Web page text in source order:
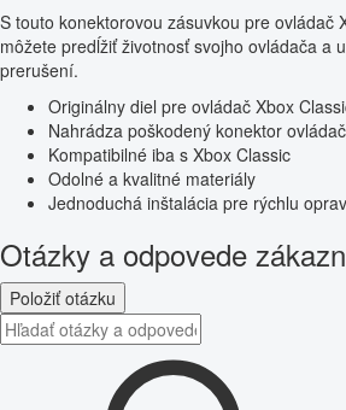
S touto konektorovou zásuvkou pre ovládač
môžete predĺžiť životnosť svojho ovládača a
prerušení.
Originálny diel pre ovládač Xbox
Nahrádza poškodený konektor
Kompatibilné iba s Xbox Classic
Odolné a kvalitné materiály
Jednoduchá inštalácia pre rýchlu
Otázky a odpovede
Položiť otázku